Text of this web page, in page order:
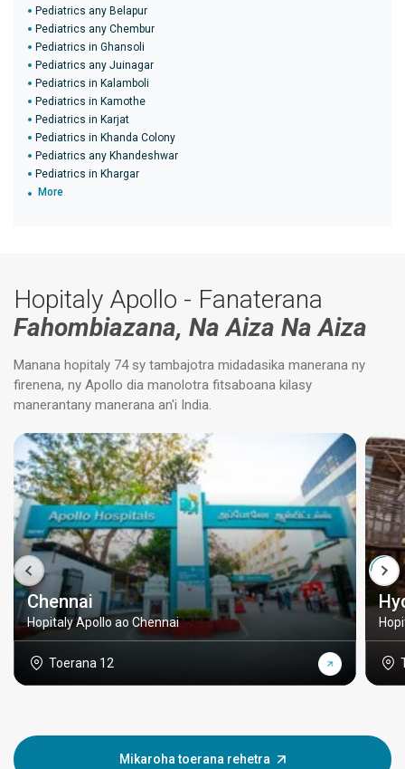
Pediatrics any Belapur
Pediatrics any Chembur
Pediatrics in Ghansoli
Pediatrics any Juinagar
Pediatrics in Kalamboli
Pediatrics in Kamothe
Pediatrics in Karjat
Pediatrics in Khanda Colony
Pediatrics any Khandeshwar
Pediatrics in Khargar
More
Hopitaly Apollo - Fanaterana
Fahombiazana, Na Aiza Na Aiza
Manana hopitaly 74 sy tambajotra midadasika manerana ny
firenena, ny Apollo dia manolotra fitsaboana kilasy
manerantany manerana an'i India.
Chennai
Hopitaly Apollo ao Chennai
Toerana 12
Mikaroha toerana rehetra